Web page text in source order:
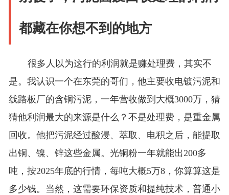
都藏在你想不到的地方
很多人以为这行的利润就是赚处理费，其实不
是。我认识一个在东莞的哥们，他主要收电镀污泥和
线路板厂的含铜污泥，一年营收做到大概3000万，猜
猜他利润最大的来源是什么？不是处理费，是重金属
回收。他把污泥经过酸浸、萃取、电积之后，能提取
出铜、镍、锌这些金属。光铜粉一年就能出200多
吨，按2025年底的行情，每吨大概5万8，你算算这是
多少钱。当然，这需要环保资质和提纯技术，普通小